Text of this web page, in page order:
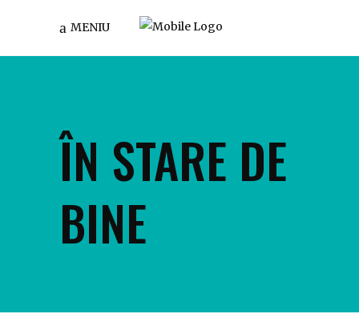
MENIU
ÎN STARE DE
BINE